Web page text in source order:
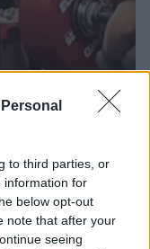
to third parties, or
information for
below opt-out
note that after your
seeing